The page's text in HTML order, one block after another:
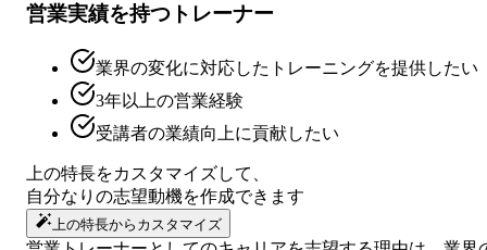
営業実績を持つトレーナー
業界の変化に対応したトレーニングを提供したい
3年以上の営業経験
受講者の業績向上に貢献したい
上の特長をカスタマイズして、
自分なりの志望動機を作成できます
上の特長からカスタマイズ